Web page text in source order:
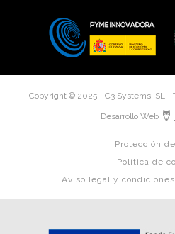
Copyright © 2025 - C3 Systems, SL -
Desarrollo Web
Protección
Política de
Aviso legal y